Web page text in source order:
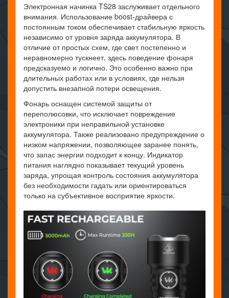
Электронная начинка TS28 заслуживает отдельного
внимания. Использование boost-драйвера с
постоянным током обеспечивает стабильную яркость
независимо от уровня заряда аккумулятора. В
отличие от простых схем, где свет постепенно и
неравномерно тускнеет, здесь поведение фонаря
предсказуемо и логично. Это особенно важно при
длительных работах или в условиях, где нельзя
допустить внезапной потери освещения.
Фонарь оснащен системой защиты от
переполюсовки, что исключает повреждение
электроники при неправильной установке
аккумулятора. Также реализовано предупреждение о
низком напряжении, позволяющее заранее понять,
что запас энергии подходит к концу. Индикатор
питания наглядно показывает текущий уровень
заряда, упрощая контроль состояния аккумулятора
без необходимости гадать или ориентироваться
только на субъективное восприятие яркости.